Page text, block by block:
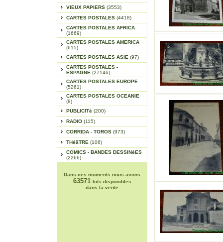
VIEUX PAPIERS (3553)
CARTES POSTALES (4418)
CARTES POSTALES AFRICA
(1669)
CARTES POSTALES AMERICA
(615)
CARTES POSTALES ASIE (97)
CARTES POSTALES -
ESPAGNE (27146)
CARTES POSTALES EUROPE
(5261)
CARTES POSTALES OCEANIE
(8)
PUBLICITé (200)
RADIO (115)
CORRIDA - TOROS (973)
THéâTRE (106)
COMICS - BANDES DESSINéES
(2266)
Dans ces moments nous avons
63571 lots disponibles
dans la vente